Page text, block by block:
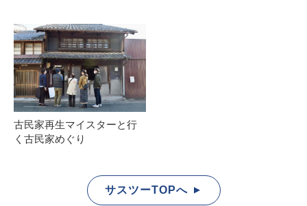
古民家再生マイスターと行
く古民家めぐり
サスツーTOPへ ▲